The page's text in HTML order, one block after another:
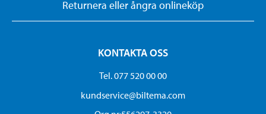
Returnera eller ångra onlineköp
KONTAKTA OSS
Tel. 077 520 00 00
kundservice@biltema.com